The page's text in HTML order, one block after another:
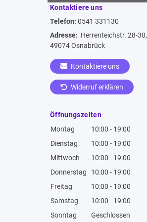
Kontaktiere uns
Telefon: 0541 331130
Adresse: Herrenteichstr. 28-30,
49074 Osnabrück
Kontaktiere uns
Widerruf erklären
Öffnungszeiten
Montag
10:00 - 19:00
Dienstag
10:00 - 19:00
Mittwoch
10:00 - 19:00
Donnerstag
10:00 - 19:00
Freitag
10:00 - 19:00
Samstag
10:00 - 19:00
Sonntag
Geschlossen